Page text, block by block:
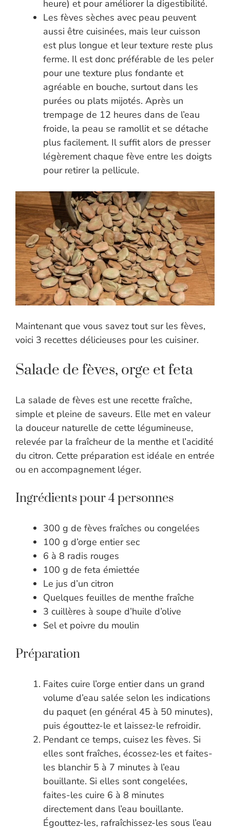
heure) et pour améliorer la digestibilité.
Les fèves sèches avec peau peuvent
aussi être cuisinées, mais leur cuisson
est plus longue et leur texture reste plus
ferme. Il est donc préférable de les peler
pour une texture plus fondante et
agréable en bouche, surtout dans les
purées ou plats mijotés. Après un
trempage de 12 heures dans de l’eau
froide, la peau se ramollit et se détache
plus facilement. Il suffit alors de presser
légèrement chaque fève entre les doigts
pour retirer la pellicule.
Maintenant que vous savez tout sur les fèves,
voici 3 recettes délicieuses pour les cuisiner.
Salade de fèves, orge et feta
La salade de fèves est une recette fraîche,
simple et pleine de saveurs. Elle met en valeur
la douceur naturelle de cette légumineuse,
relevée par la fraîcheur de la menthe et l’acidité
du citron. Cette préparation est idéale en entrée
ou en accompagnement léger.
Ingrédients pour 4 personnes
300 g de fèves fraîches ou congelées
100 g d’orge entier sec
6 à 8 radis rouges
100 g de feta émiettée
Le jus d’un citron
Quelques feuilles de menthe fraîche
3 cuillères à soupe d’huile d’olive
Sel et poivre du moulin
Préparation
Faites cuire l’orge entier dans un grand
volume d’eau salée selon les indications
du paquet (en général 45 à 50 minutes),
puis égouttez-le et laissez-le refroidir.
Pendant ce temps, cuisez les fèves. Si
elles sont fraîches, écossez-les et faites-
les blanchir 5 à 7 minutes à l’eau
bouillante. Si elles sont congelées,
faites-les cuire 6 à 8 minutes
directement dans l’eau bouillante.
Égouttez-les, rafraîchissez-les sous l’eau